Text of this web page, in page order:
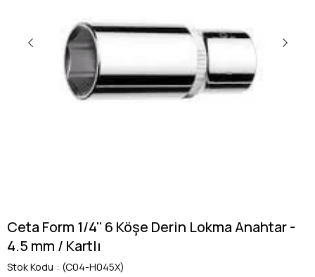
Ceta Form 1/4'' 6 Köşe Derin Lokma Anahtar -
4.5 mm / Kartlı
Stok Kodu
(C04-H045X)